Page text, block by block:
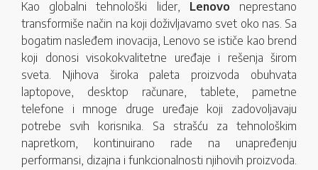
Kao globalni tehnološki lider, Lenovo neprestano
transformiše način na koji doživljavamo svet oko nas. Sa
bogatim nasleđem inovacija, Lenovo se ističe kao brend
koji donosi visokokvalitetne uređaje i rešenja širom
sveta. Njihova široka paleta proizvoda obuhvata
laptopove, desktop računare, tablete, pametne
telefone i mnoge druge uređaje koji zadovoljavaju
potrebe svih korisnika. Sa strašću za tehnološkim
napretkom, kontinuirano rade na unapređenju
performansi, dizajna i funkcionalnosti njihovih proizvoda.